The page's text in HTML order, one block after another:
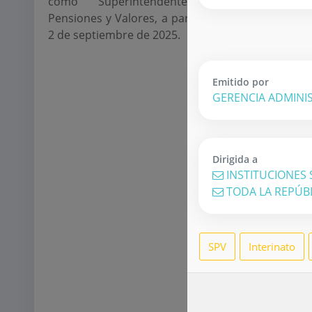
Pensiones y Valores, a partir del
2 de septiembre de 2025.
Emitido por
GERENCIA
Dirigida a
INSTITUCIONES
TODA LA
SPV Interinato